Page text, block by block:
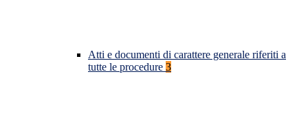
Atti e documenti di carattere generale riferiti a
tutte le procedure 3